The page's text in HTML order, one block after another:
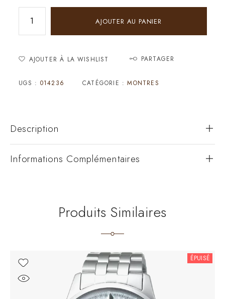
AJOUTER AU PANIER
AJOUTER À LA WISHLIST PARTAGER
UGS : 014236 CATÉGORIE :MONTRES
Description
Informations Complémentaires
Produits Similaires
ÉPUISÉ